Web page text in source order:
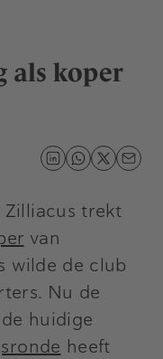
als koper
Zilliacus trekt
van
wilde de club
Nu de
huidige
heeft